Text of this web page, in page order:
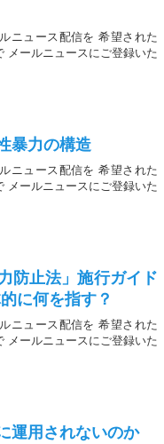
ニュース配信を 希望された
メールニュースにご登録いた
暴力の構造
ニュース配信を 希望された
メールニュースにご登録いた
防止法」施行ガイド
に何を指す？
ニュース配信を 希望された
メールニュースにご登録いた
運用されないのか